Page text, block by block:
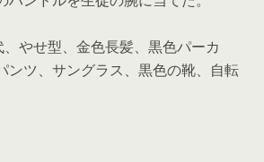
やせ型、金色長髪、黒色パーカ
ンツ、サングラス、黒色の靴、自転